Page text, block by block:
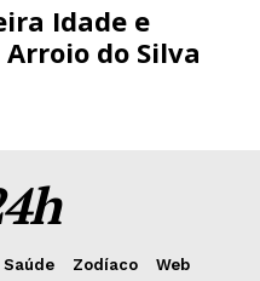
Idade e
do Silva
Saúde Zodíaco
Web